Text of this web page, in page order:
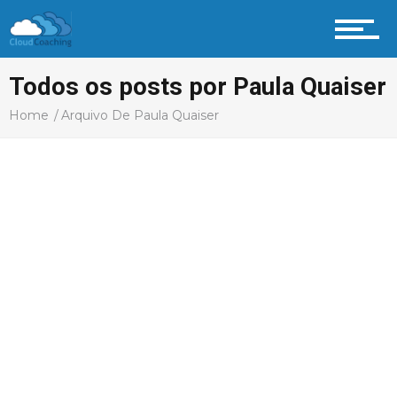
Todos os posts por Paula Quaiser
Home Arquivo De Paula Quaiser